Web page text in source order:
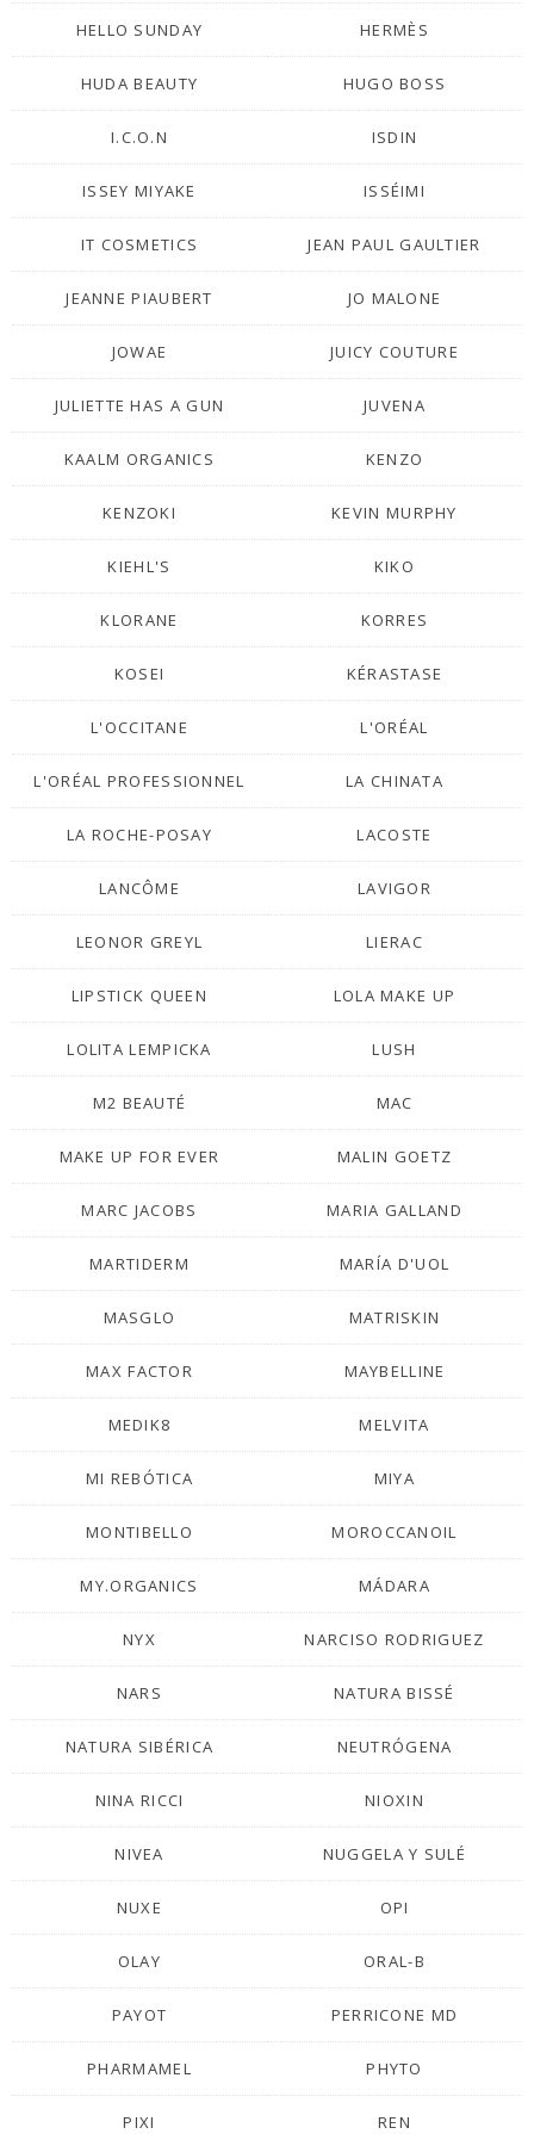
HELLO SUNDAY HERMÈS
HUDA BEAUTY HUGO BOSS
I.C.O.N ISDIN
ISSEY MIYAKE ISSÉIMI
IT COSMETICS JEAN PAUL GAULTIER
JEANNE PIAUBERT JO MALONE
JOWAE JUICY COUTURE
JULIETTE HAS A GUN JUVENA
KAALM ORGANICS KENZO
KENZOKI KEVIN MURPHY
KIEHL'S KIKO
KLORANE KORRES
KOSEI KÉRASTASE
L'OCCITANE L'ORÉAL
L'ORÉAL PROFESSIONNEL LA CHINATA
LA ROCHE-POSAY LACOSTE
LANCÔME LAVIGOR
LEONOR GREYL LIERAC
LIPSTICK QUEEN LOLA MAKE UP
LOLITA LEMPICKA LUSH
M2 BEAUTÉ MAC
MAKE UP FOR EVER MALIN GOETZ
MARC JACOBS MARIA GALLAND
MARTIDERM MARÍA D'UOL
MASGLO MATRISKIN
MAX FACTOR MAYBELLINE
MEDIK8 MELVITA
MI REBÓTICA MIYA
MONTIBELLO MOROCCANOIL
MY.ORGANICS MÁDARA
NYX NARCISO RODRIGUEZ
NARS NATURA BISSÉ
NATURA SIBÉRICA NEUTRÓGENA
NINA RICCI NIOXIN
NIVEA NUGGELA Y SULÉ
NUXE OPI
OLAY ORAL-B
PAYOT PERRICONE MD
PHARMAMEL PHYTO
PIXI REN